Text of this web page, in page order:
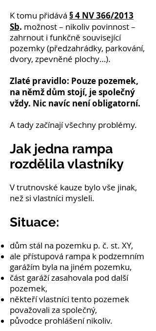
K tomu přidává § 4 NV 366/2013
Sb. možnost – nikoliv povinnost –
zahrnout i funkčně související
pozemky (předzahrádky, parkování,
dvory, zpevněné plochy…).
Zlaté pravidlo: Pouze pozemek,
na němž dům stojí, je společný
vždy. Nic navíc není obligatorní.
A tady začínají všechny problémy.
Jak jedna rampa
rozdělila vlastníky
V trutnovské kauze bylo vše jinak,
než si vlastníci mysleli.
Situace:
dům stál na pozemku p. č. st. XY,
ale přístupová rampa k podzemním
garážím byla na jiném pozemku,
část garáží zasahovala pod další
pozemek,
někteří vlastníci tento pozemek
považovali za společný,
původce prohlášení nikoliv.